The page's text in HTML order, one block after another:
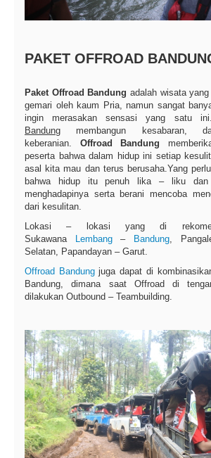
PAKET OFFROAD
Paket Offroad Bandung adalah wisata
gemari oleh kaum Pria, namun sangat
ingin merasakan sensasi yang satu
Bandung membangun kesabaran,
keberanian. Offroad Bandung
peserta bahwa dalam hidup ini setiap
asal kita mau dan terus berusaha.Yang
bahwa hidup itu penuh lika – liku
menghadapinya serta berani mencoba
dari kesulitan.
Lokasi – lokasi yang di
Sukawana
Lembang– Bandung ,
Selatan, Papandayan – Garut.
Offroad Bandungjuga dapat di
Bandung, dimana saat Offroad di
dilakukan Outbound – Teambuilding.